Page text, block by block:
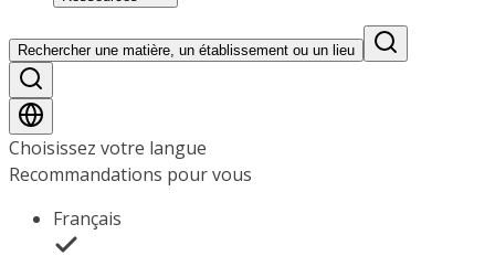
Rechercher une matière, un établissement ou un lieu
Choisissez votre langue
Recommandations pour vous
Français